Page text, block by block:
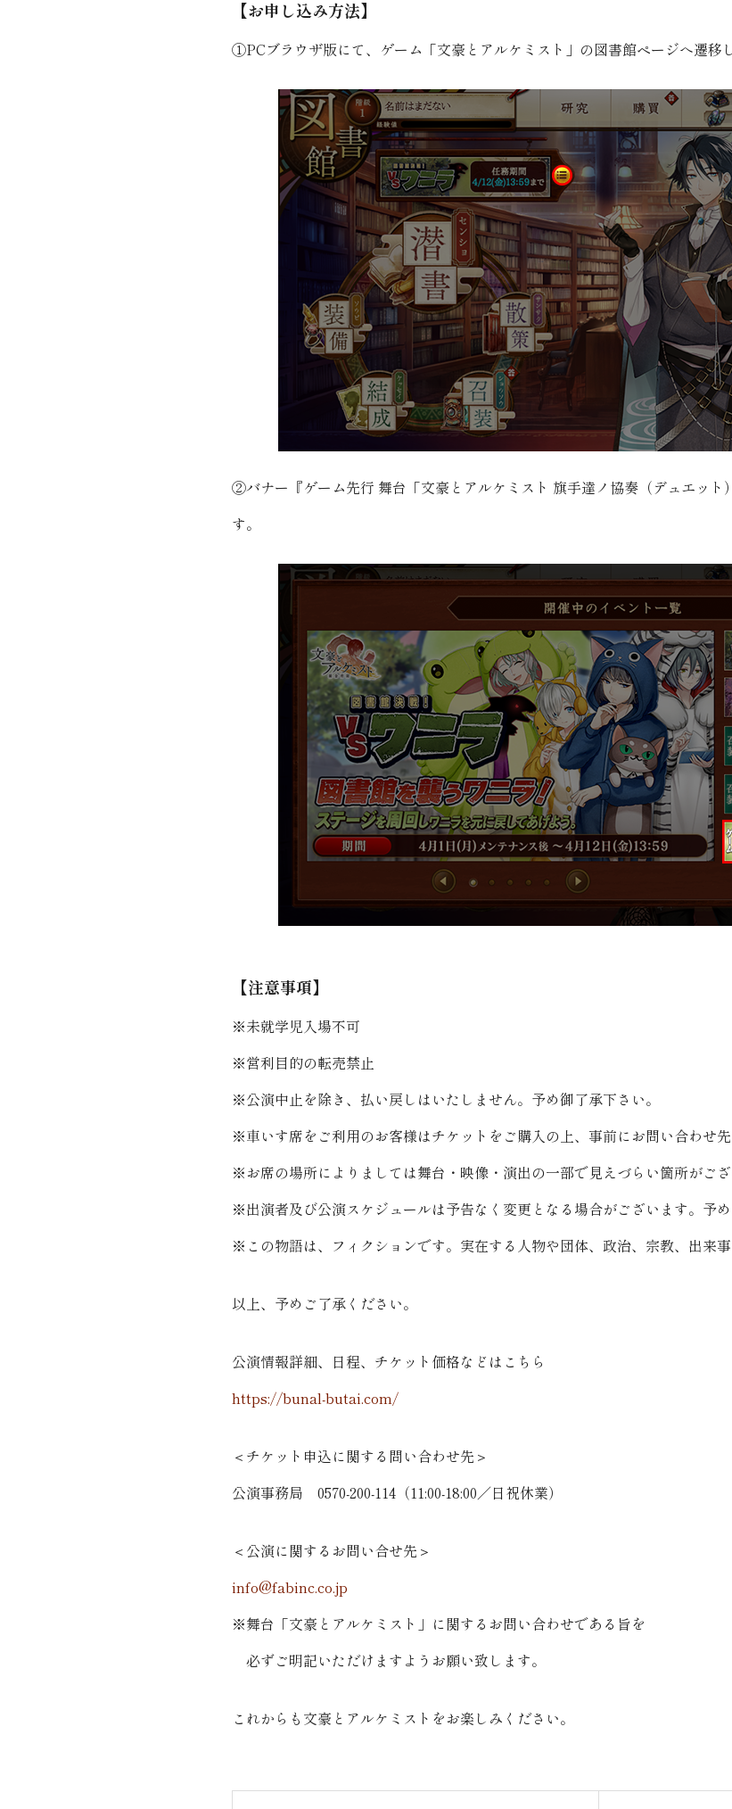
【お申し込み方法】
①PCブラウザ版にて、ゲーム「文豪とアルケミスト」の図書館ページへ遷移
②バナー『ゲーム先行 舞台「文豪とアルケミスト 旗手達ノ協奏（デュエット
す。
【注意事項】
※未就学児入場不可
※営利目的の転売禁止
※公演中止を除き、払い戻しはいたしません。予め御了承下さい。
※車いす席をご利用のお客様はチケットをご購入の上、事前にお問い合わせ先
※お席の場所によりましては舞台・映像・演出の一部で見えづらい箇所がござ
※出演者及び公演スケジュールは予告なく変更となる場合がございます。予め
※この物語は、フィクションです。実在する人物や団体、政治、宗教、出来事
以上、予めご了承ください。
公演情報詳細、日程、チケット価格などはこちら
https://bunal-butai.com/
＜チケット申込に関する問い合わせ先＞
公演事務局 0570-200-114（11:00-18:00／日祝休業）
＜公演に関するお問い合せ先＞
info@fabinc.co.jp
※舞台「文豪とアルケミスト」に関するお問い合わせである旨を
必ずご明記いただけますようお願い致します。
これからも文豪とアルケミストをお楽しみください。